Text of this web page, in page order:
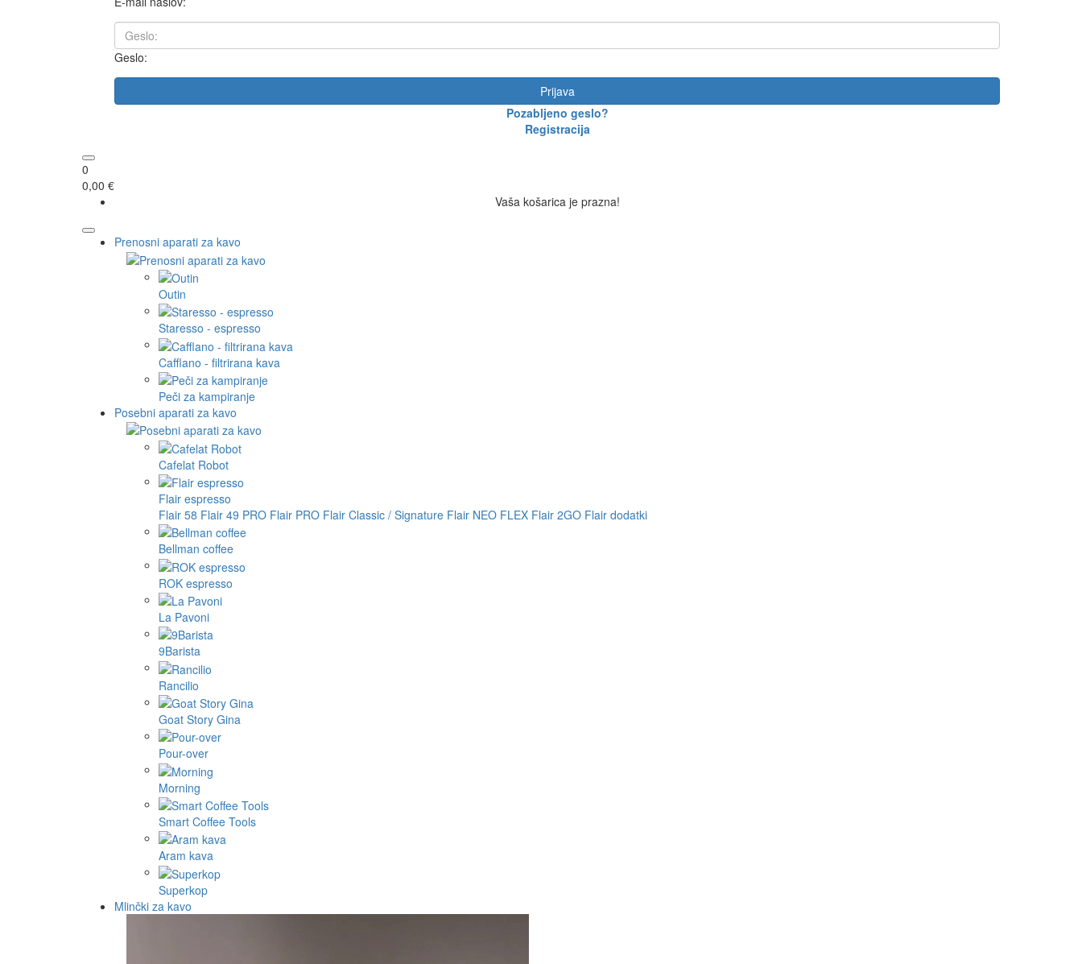
Geslo:
Prijava
Pozabljeno geslo?
Registracija
0
0,00 €
Vaša košarica je prazna!
Prenosni aparati za kavo
Outin
Staresso - espresso
Cafflano - filtrirana kava
Peči za kampiranje
Posebni aparati za kavo
Cafelat Robot
Flair espresso
Flair 58 Flair 49 PRO Flair PRO Flair Classic / Signature Flair NEO FLEX Flair 2GO Flair dodatki
Bellman coffee
ROK espresso
La Pavoni
9Barista
Rancilio
Goat Story Gina
Pour-over
Morning
Smart Coffee Tools
Aram kava
Superkop
Mlinčki za kavo